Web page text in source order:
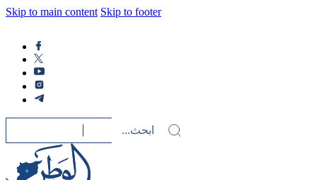
Skip to main content Skip to footer